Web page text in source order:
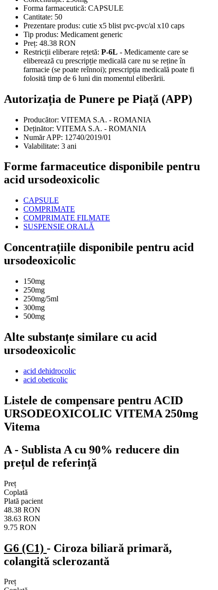
Forma farmaceutică: CAPSULE
Cantitate: 50
Prezentare produs: cutie x5 blist pvc-pvc/al x10 caps
Tip produs: Medicament generic
Preț: 48.38 RON
Restricții eliberare rețetă: P-6L - Medicamente care se
eliberează cu prescripție medicală care nu se reține în
farmacie (se poate reînnoi); prescripția medicală poate fi
folosită timp de 6 luni din momentul eliberării.
Autorizația de Punere pe Piață (APP)
Producător: VITEMA S.A. - ROMANIA
Deținător: VITEMA S.A. - ROMANIA
Număr APP: 12740/2019/01
Valabilitate: 3 ani
Forme farmaceutice disponibile pentru
acid ursodeoxicolic
CAPSULE
COMPRIMATE
COMPRIMATE FILMATE
SUSPENSIE ORALĂ
Concentrațiile disponibile pentru acid
ursodeoxicolic
150mg
250mg
250mg/5ml
300mg
500mg
Alte substanțe similare cu acid
ursodeoxicolic
acid dehidrocolic
acid obeticolic
Listele de compensare pentru ACID
URSODEOXICOLIC VITEMA 250mg
Vitema
A - Sublista A cu 90% reducere din
prețul de referință
Preț
Coplată
Plată pacient
48.38 RON
38.63 RON
9.75 RON
G6 (C1) - Ciroza biliară primară,
colangită sclerozantă
Preț